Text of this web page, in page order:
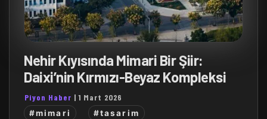
Nehir Kıyısında Mimari Bir Şiir:
Daixi’nin Kırmızı-Beyaz Kompleksi
Piyon Haber |1 Mart 2026
#mimari
#tasarim